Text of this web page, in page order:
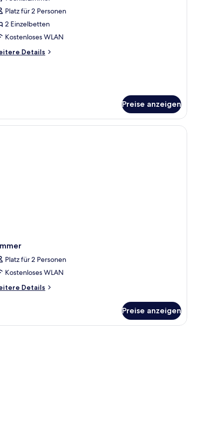
Platz für 2 Personen
2 Einzelbetten
Kostenloses WLAN
Details
Preise anzeigen
Platz für 2 Personen
Kostenloses WLAN
Details
Preise anzeigen